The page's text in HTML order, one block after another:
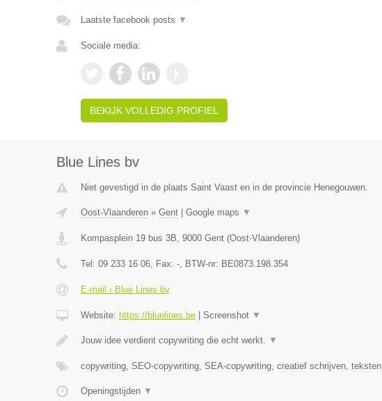
Laatste facebook posts ▼
Sociale media:
BEKIJK VOLLEDIG PROFIEL
Blue Lines bv
Niet gevestigd in de plaats Saint Vaast en in de provincie Henegouwen.
Oost-Vlaanderen» Gent| Google maps ▼
Kompasplein 19 bus 3B, 9000 Gent(Oost-Vlaanderen)
Tel: 09 233 16 06, Fax: -, BTW-nr: BE0873.198.354
E-mail › Blue Lines bv
Website: https://bluelines.be| Screenshot ▼
Jouw idee verdient copywriting die echt werkt. ▼
copywriting, SEO-copywriting, SEA-copywriting, creatief schrijven, teksten
Openingstijden ▼